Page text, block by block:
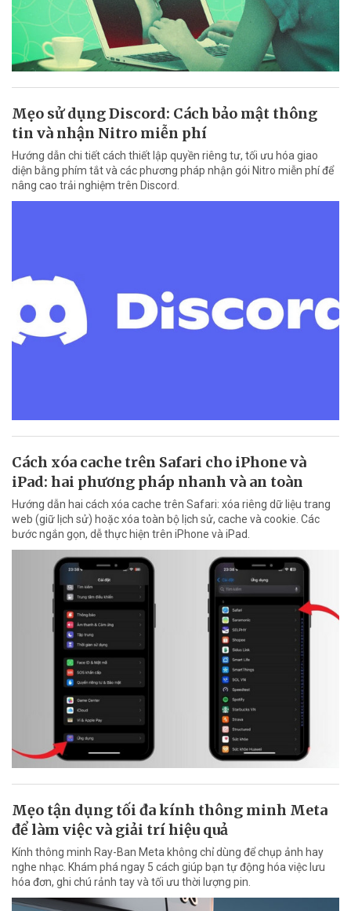
Mẹo sử dụng Discord: Cách bảo mật thông
tin và nhận Nitro miễn phí
Hướng dẫn chi tiết cách thiết lập quyền riêng tư, tối ưu hóa giao
diện bằng phím tắt và các phương pháp nhận gói Nitro miễn phí để
nâng cao trải nghiệm trên Discord.
Cách xóa cache trên Safari cho iPhone và
iPad: hai phương pháp nhanh và an toàn
Hướng dẫn hai cách xóa cache trên Safari: xóa riêng dữ liệu trang
web (giữ lịch sử) hoặc xóa toàn bộ lịch sử, cache và cookie. Các
bước ngắn gọn, dễ thực hiện trên iPhone và iPad.
Mẹo tận dụng tối đa kính thông minh Meta
để làm việc và giải trí hiệu quả
Kính thông minh Ray-Ban Meta không chỉ dùng để chụp ảnh hay
nghe nhạc. Khám phá ngay 5 cách giúp bạn tự động hóa việc lưu
hóa đơn, ghi chú rảnh tay và tối ưu thời lượng pin.